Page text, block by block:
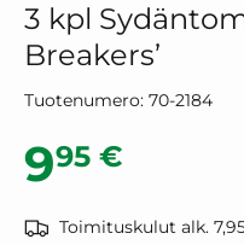
3 kpl
Breakers’
Tuotenumero: 70-2184
995 €
Toimituskulut alk.